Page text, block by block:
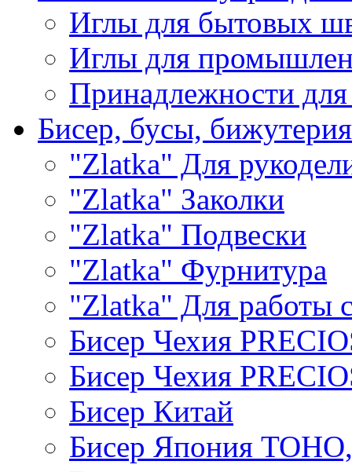
Иглы для бытовых
Иглы для
Принадлежности
Бисер, бусы, бижутерия
"Zlatka" Для
"Zlatka" Заколки
"Zlatka" Подвески
"Zlatka" Фурнитура
"Zlatka" Для работы
Бисер Чехия
Бисер Чехия
Бисер Китай
Бисер Япония